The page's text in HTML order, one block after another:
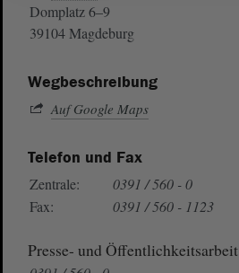
Domplatz 6–9
39104 Magdeburg
Wegbeschreibung
Auf Google Maps
Telefon und Fax
Zentrale:
0391 / 560 - 0
Fax:
0391 / 560 - 1123
Presse- und Öffentlichkeitsarbeit